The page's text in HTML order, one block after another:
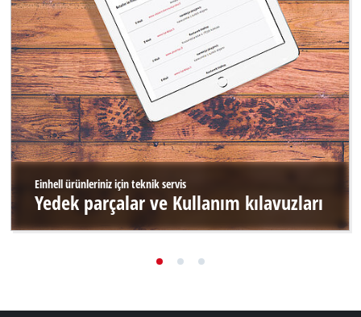
Einhell ürünleriniz için teknik servis
Yedek parçalar ve Kullanım kılavuzları